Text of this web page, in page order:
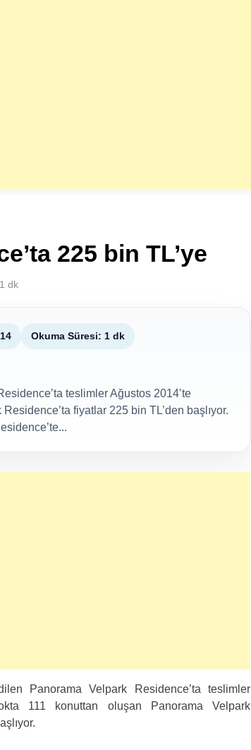
225 bin TL’ye
1 dk
Okuma Süresi: 1 dk
teslimler Ağustos 2014’te
fiyatlar 225 bin TL’den başlıyor.
Panorama Velpark Residence’ta teslimler
111 konuttan oluşan Panorama Velpark